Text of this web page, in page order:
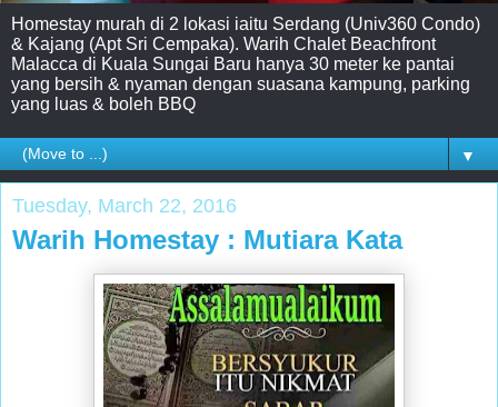
Homestay murah di 2 lokasi iaitu Serdang (Univ360 Condo)
& Kajang (Apt Sri Cempaka). Warih Chalet Beachfront
Malacca di Kuala Sungai Baru hanya 30 meter ke pantai
yang bersih & nyaman dengan suasana kampung, parking
yang luas & boleh BBQ
▼
Tuesday, March 22, 2016
Warih Homestay : Mutiara Kata